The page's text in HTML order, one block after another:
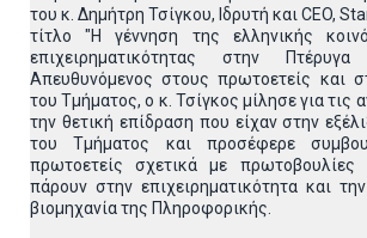
του κ. Δημήτρη Τσίγκου, Ιδρυτή και CEO,
τίτλο "Η γέννηση της ελληνικής
επιχειρηματικότητας στην
Απευθυνόμενος στους πρωτοετείς και
του Τμήματος, ο κ. Τσίγκος μίλησε για τις
την θετική επίδραση που είχαν στην
του Τμήματος και προσέφερε
πρωτοετείς σχετικά με
πάρουν στην επιχειρηματικότητα και
βιομηχανία της Πληροφορικής.